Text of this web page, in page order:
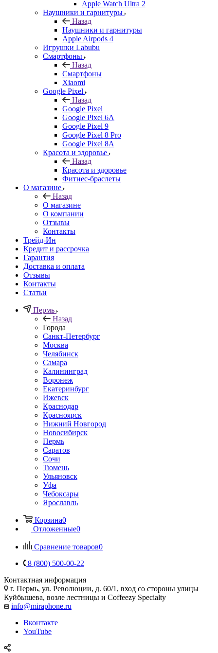
Apple Watch Ultra 2
Наушники и гарнитуры
Назад
Наушники и гарнитуры
Apple Airpods 4
Игрушки Labubu
Смартфоны
Назад
Смартфоны
Xiaomi
Google Pixel
Назад
Google Pixel
Google Pixel 6A
Google Pixel 9
Google Pixel 8 Pro
Google Pixel 8A
Красота и здоровье
Назад
Красота и здоровье
Фитнес-браслеты
О магазине
Назад
О магазине
О компании
Отзывы
Контакты
Трейд-Ин
Кредит и рассрочка
Гарантия
Доставка и оплата
Отзывы
Контакты
Статьи
Пермь
Назад
Города
Санкт-Петербург
Москва
Челябинск
Самара
Калининград
Воронеж
Екатеринбург
Ижевск
Краснодар
Красноярск
Нижний Новгород
Новосибирск
Пермь
Саратов
Сочи
Тюмень
Ульяновск
Уфа
Чебоксары
Ярославль
Корзина0
Отложенные0
Сравнение товаров0
8 (800) 500-00-22
Контактная информация
г. Пермь, ул. Революции, д. 60/1, вход со стороны улицы
Куйбышева, возле лестницы и Coffeezy Specialty
info@miraphone.ru
Вконтакте
YouTube